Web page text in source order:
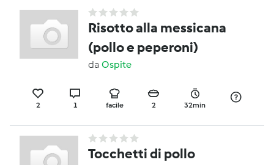
Risotto alla messicana
(pollo e peperoni)
da Ospite
2 1 facile 2 32min
Tocchetti di pollo